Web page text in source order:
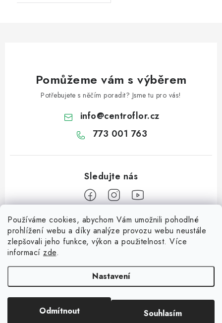
Používáme cookies, abychom Vám umožnili pohodlné
prohlížení webu a díky analýze provozu webu neustále
zlepšovali jeho funkce, výkon a použitelnost. Více
informací zde.
Nastavení
Odmítnout Souhlasím
Pomůžeme vám s výběrem
Potřebujete s něčím poradit? Jsme tu pro vás!
info@centroflor.cz
773 001 763
Informace pro vás
Dopravné
Kontaktujte nás
Tipy na tvoření
Jutový Mikuláš, anděl a čert - perfektní zábava pro děti
Mikuláš, anděl a čert - perfektní tvoření pro děti
Copyright 2026CENTROFLOR, s.r.o. . Všechna práva vyhrazena.